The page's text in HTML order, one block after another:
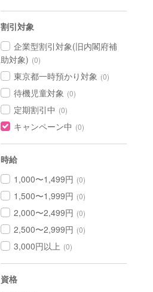
割引対象
企業型割引対象(旧内閣府補
助対象) (0)
東京都一時預かり対象 (0)
待機児童対象 (0)
定期割引中 (0)
キャンペーン中 (0)
時給
1,000〜1,499円 (0)
1,500〜1,999円 (0)
2,000〜2,499円 (0)
2,500〜2,999円 (0)
3,000円以上 (0)
資格